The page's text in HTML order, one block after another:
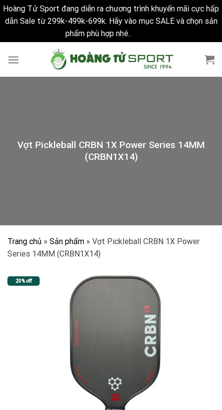
Hoàng Tử Sport đang diễn ra chương trình khuyến mãi cực hấp
dẫn Sale từ 299k-499k-699k. Hãy vào mục SALE và chọn sản
phẩm phù hợp nhé..
Vợt Pickleball CRBN 1X Power Series 14MM
(CRBN1X14)
Trang chủ » Sản phẩm » Vợt Pickleball CRBN 1X Power
Series 14MM (CRBN1X14)
20% off